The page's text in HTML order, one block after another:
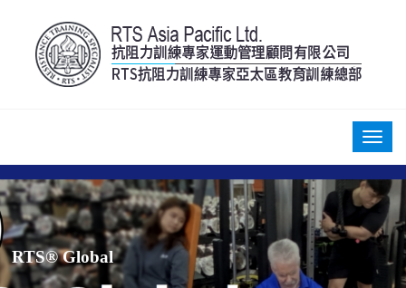
RTS® Global